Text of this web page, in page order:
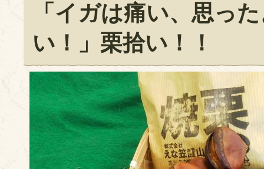
「イガは痛い、思っ
い！」栗拾い！！